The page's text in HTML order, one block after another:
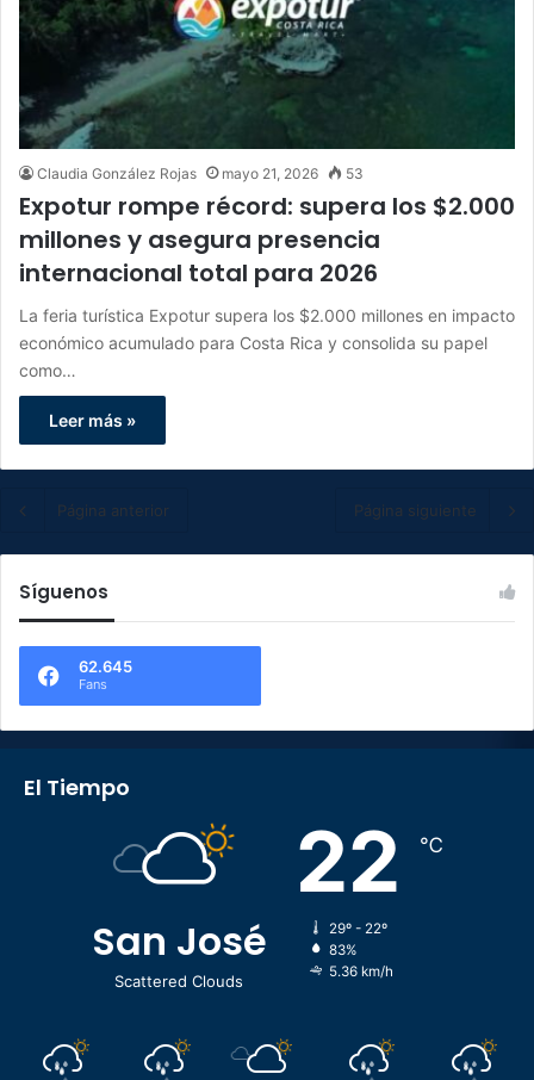
Claudia González Rojas mayo 21, 2026 53
Expotur rompe récord: supera los $2.000
millones y asegura presencia
internacional total para 2026
La feria turística Expotur supera los $2.000 millones en impacto
económico acumulado para Costa Rica y consolida su papel
como…
Leer más »
Página anterior Página siguiente
Síguenos
62.645
Fans
El Tiempo
San José
Scattered Clouds
22 ℃
29º - 22º
83%
5.36 km/h